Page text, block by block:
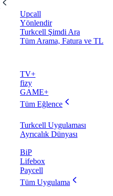
Upcall
Yönlendir
Turkcell Şimdi Ara
Tüm Arama, Fatura ve TL
TV+
fizy
GAME+
Tüm Eğlence
Turkcell Uygulaması
Ayrıcalık Dünyası
BiP
Lifebox
Paycell
Tüm Uygulama